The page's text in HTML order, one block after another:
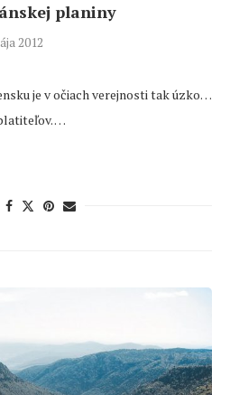
planiny
2012
je v očiach verejnosti tak úzko…
…